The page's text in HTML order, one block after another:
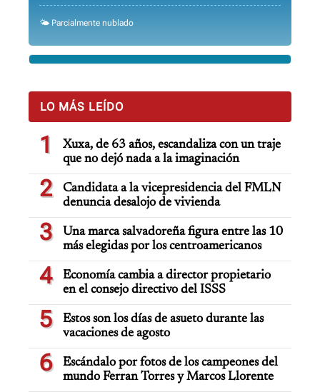
🌤️ Parcialmente nublado
LO MÁS LEÍDO
1
Xuxa, de 63 años, escandaliza con un traje
que no dejó nada a la imaginación
2
Candidata a la vicepresidencia del FMLN
denuncia desalojo de vivienda
3
Una marca salvadoreña figura entre las 10
más elegidas por los centroamericanos
4
Economía cambia a director propietario
en el consejo directivo del ISSS
5
Estos son los días de asueto durante las
vacaciones de agosto
6
Escándalo por fotos de los campeones del
mundo Ferran Torres y Marcos Llorente